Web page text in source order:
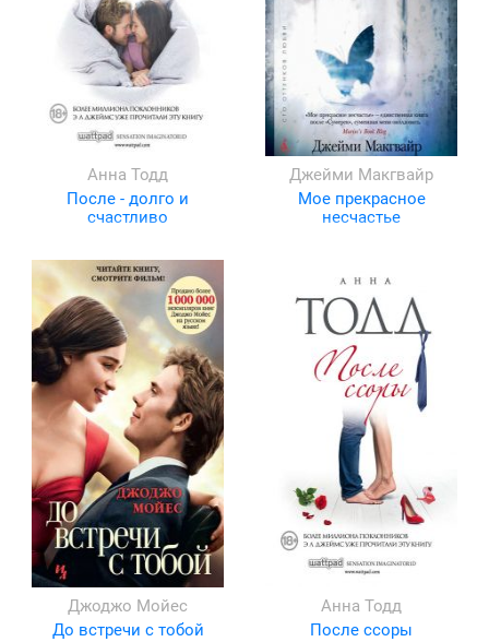
Анна Тодд
После - долго и
счастливо
Джейми Макгвайр
Мое прекрасное
несчастье
Джоджо Мойес
До встречи с тобой
Анна Тодд
После ссоры